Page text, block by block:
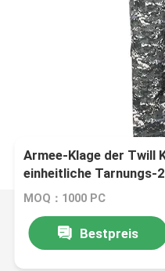
Armee-Klage der Twill
einheitliche Tarnungs-
MOQ：1000 PC
Bestpreis